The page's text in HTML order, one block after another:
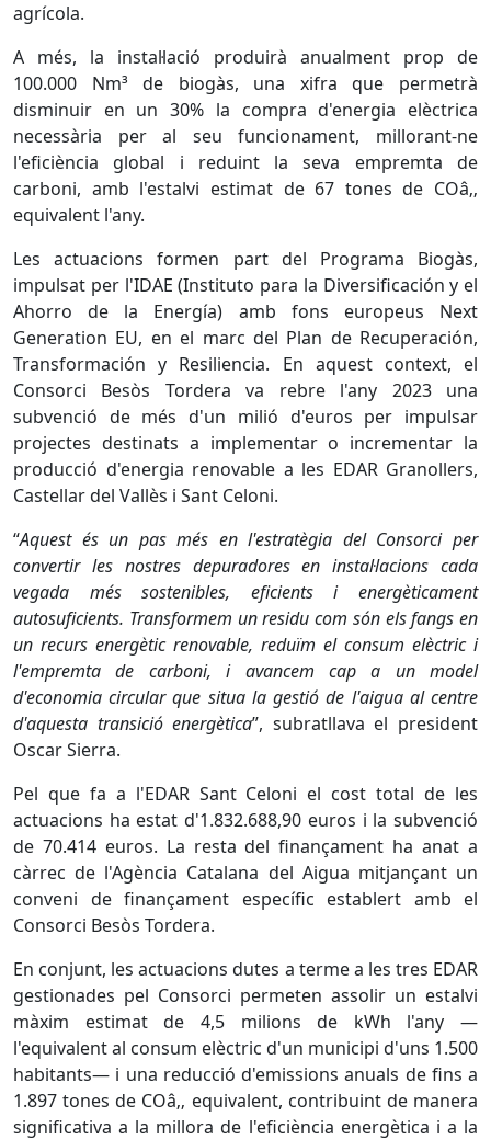
agrícola.
A més, la instal·lació produirà anualment prop de
100.000 Nm³ de biogàs, una xifra que permetrà
disminuir en un 30% la compra d'energia elèctrica
necessària per al seu funcionament, millorant-ne
l'eficiència global i reduint la seva empremta de
carboni, amb l'estalvi estimat de 67 tones de COâ‚‚
equivalent l'any.
Les actuacions formen part del Programa Biogàs,
impulsat per l'IDAE (Instituto para la Diversificación y el
Ahorro de la Energía) amb fons europeus Next
Generation EU, en el marc del Plan de Recuperación,
Transformación y Resiliencia. En aquest context, el
Consorci Besòs Tordera va rebre l'any 2023 una
subvenció de més d'un milió d'euros per impulsar
projectes destinats a implementar o incrementar la
producció d'energia renovable a les EDAR Granollers,
Castellar del Vallès i Sant Celoni.
“Aquest és un pas més en l'estratègia del Consorci per
convertir les nostres depuradores en instal·lacions cada
vegada més sostenibles, eficients i energèticament
autosuficients. Transformem un residu com són els fangs en
un recurs energètic renovable, reduïm el consum elèctric i
l'empremta de carboni, i avancem cap a un model
d'economia circular que situa la gestió de l'aigua al centre
d'aquesta transició energètica”, subratllava el president
Oscar Sierra.
Pel que fa a l'EDAR Sant Celoni el cost total de les
actuacions ha estat d'1.832.688,90 euros i la subvenció
de 70.414 euros. La resta del finançament ha anat a
càrrec de l'Agència Catalana del Aigua mitjançant un
conveni de finançament específic establert amb el
Consorci Besòs Tordera.
En conjunt, les actuacions dutes a terme a les tres EDAR
gestionades pel Consorci permeten assolir un estalvi
màxim estimat de 4,5 milions de kWh l'any —
l'equivalent al consum elèctric d'un municipi d'uns 1.500
habitants— i una reducció d'emissions anuals de fins a
1.897 tones de COâ‚‚ equivalent, contribuint de manera
significativa a la millora de l'eficiència energètica i a la